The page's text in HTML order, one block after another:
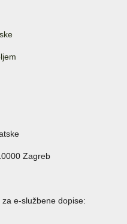
Zagreb
e-službene dopise: